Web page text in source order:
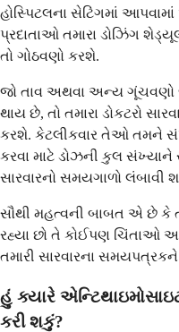
હોસ્પિટલના સેટિંગમાં
પ્રદાતાઓ તમારા ડોઝિંગ
તો ગોઠવણો કરશે.
જો તાવ અથવા અન્ય ગૂંચવણો
થાય છે, તો તમારા ડોકટરો
કરશે. કેટલીકવાર તેઓ તમને
કરવા માટે ડોઝની કુલ
સારવારનો સમયગાળો લંબાવી
સૌથી મહત્વની બાબત એ છે કે
રહ્યા છો તે કોઈપણ ચિંતાઓ
તમારી સારવારના
હું ક્યારે
કરી શકું?